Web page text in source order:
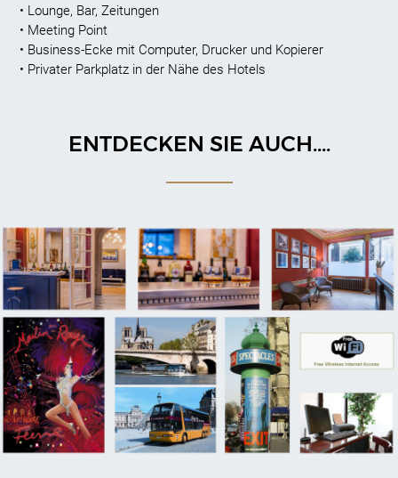
• Lounge, Bar, Zeitungen
• Meeting Point
• Business-Ecke mit Computer, Drucker und Kopierer
• Privater Parkplatz in der Nähe des Hotels
ENTDECKEN SIE AUCH....